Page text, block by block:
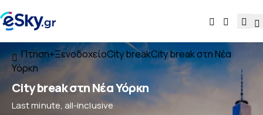
Πτήση+ΞενοδοχείοCity breakCity break στη Νέα
Υόρκη
City break στη Νέα Υόρκη
Last minute, all-inclusive